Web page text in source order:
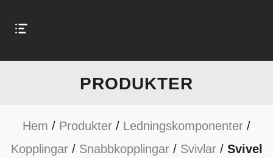
PRODUKTER
Hem / Produkter / Ledningskomponenter /
Kopplingar/ Snabbkopplingar/ Svivlar/ Svivel